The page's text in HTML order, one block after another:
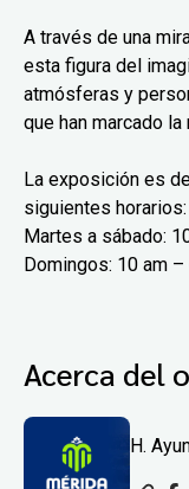
A través de una
esta figura del
atmósferas y
que han marcado
La exposición es
siguientes horarios:
Martes a sábado:
Domingos: 10 am –
Acerca del
H.